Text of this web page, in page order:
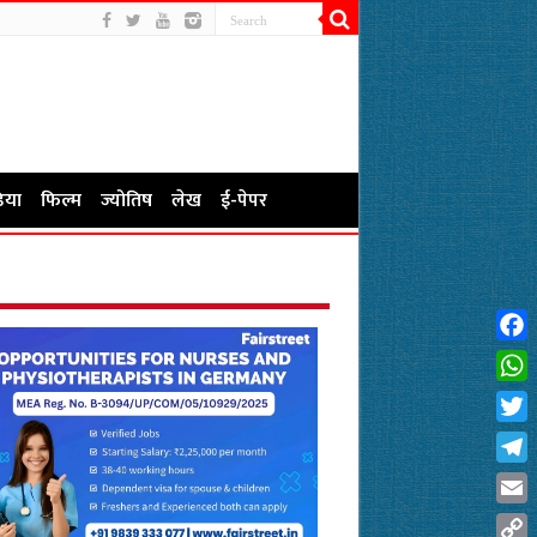
फिल्म ज्योतिष लेख ई-पेपर